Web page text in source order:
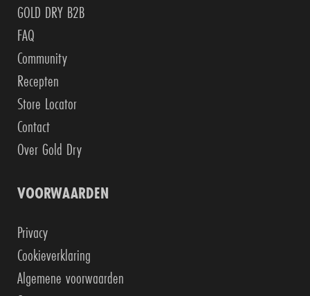
GOLD DRY B2B
FAQ
Community
Recepten
Store Locator
Contact
Over Gold Dry
VOORWAARDEN
Privacy
Cookieverklaring
Algemene voorwaarden